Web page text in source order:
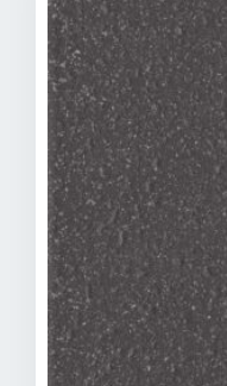
Het product is
Verder winkelen